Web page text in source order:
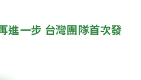
進一步 台灣團隊首次發